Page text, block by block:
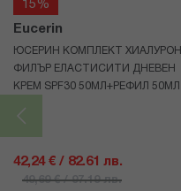
15%
Eucerin
ЮСЕРИН КОМПЛЕКТ ХИАЛУРОН
ФИЛЪР ЕЛАСТИСИТИ ДНЕВЕН
КРЕМ SPF30 50МЛ+РЕФИЛ 50МЛ
42,24 € / 82.61 лв.
49,69 € / 97.19 лв.